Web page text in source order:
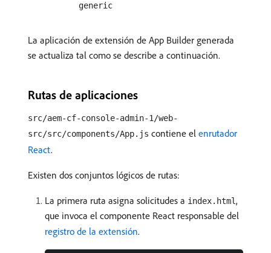
generic
La aplicación de extensión de App Builder generada
se actualiza tal como se describe a continuación.
Rutas de aplicaciones
src/aem-cf-console-admin-1/web-
src/src/components/App.js contiene el enrutador
React.
Existen dos conjuntos lógicos de rutas:
La primera ruta asigna solicitudes a index.html,
que invoca el componente React responsable del
registro de la extensión.